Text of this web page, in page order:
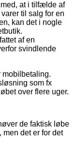
at i tilfælde af
til salg for en
kan det i nogle
af en
svindlende
mobilbetaling.
som fx
over flere uger.
de faktisk løbe
det er for det